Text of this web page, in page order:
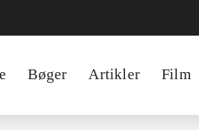
Bøger Artikler Film